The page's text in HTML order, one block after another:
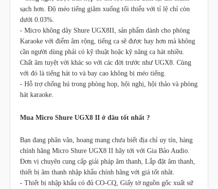
sạch hơn. Độ méo tiếng giãm xuống tối thiểu với tỉ lệ chỉ còn
dưới 0.03%.
- Micro không dây Shure UGX8II, sản phẩm dành cho phòng
Karaoke với điểm âm rộng, tiếng ca sẽ được hay hơn mà không
cần người dùng phải có kỹ thuật hoặc kỹ năng ca hát nhiều.
Chất âm tuyệt vời khác so với các đời trước như UGX8. Cùng
với đó là tiếng hát to và bay cao không bị méo tiếng.
- Hỗ trợ chống hú trong phòng họp, hội nghị, hội thảo và phòng
hát karaoke.
Mua Micro Shure UGX8 II ở đâu tốt nhất ?
Bạn đang phân vân, hoang mang chưa biết địa chỉ uy tín, hàng
chính hãng Micro Shure UGX8 II hãy tới với Gia Bảo Audio.
Đơn vị chuyên cung cấp giải pháp âm thanh, Lắp đặt âm thanh,
thiết bị âm thanh nhập khẩu chính hãng với giá tốt nhât.
- Thiết bị nhập khẩu có đủ CO-CQ, Giấy tờ nguồn gốc xuất sứ